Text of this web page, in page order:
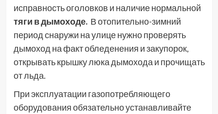
исправность оголовков и наличие нормальной
тяги в дымоходе.В отопительно-зимний
период снаружи на улице нужно проверять
дымоход на факт обледенения и закупорок,
открывать крышку люка дымохода и прочищать
от льда.
При эксплуатации газопотребляющего
оборудования обязательно устанавливайте